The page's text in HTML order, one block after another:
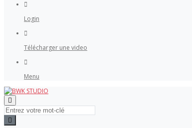
Login
Télécharger une video
Menu